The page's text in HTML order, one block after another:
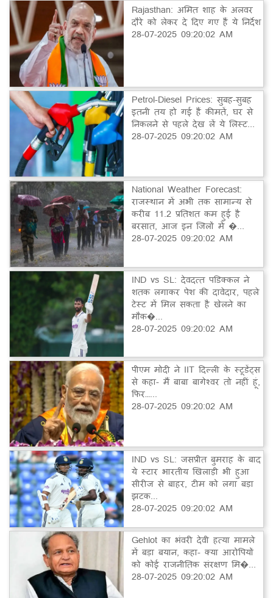
Rajasthan: अमित शाह के अलवर
दौरे को लेकर दे दिए गए हैं ये निर्देश
28-07-2025 09:20:02 AM
Petrol-Diesel Prices: सुबह-सुबह
इतनी तय हो गई हैं कीमतें, घर से
निकलने से पहले देख लें ये लिस्ट...
28-07-2025 09:20:02 AM
National Weather Forecast:
राजस्थान में अभी तक सामान्य से
करीब 11.2 प्रतिशत कम हुई है
बरसात, आज इन जिलों में �...
28-07-2025 09:20:02 AM
IND vs SL: देवदत्त पडिक्कल ने
शतक लगाकर पेश की दावेदार, पहले
टेस्ट में मिल सकता है खेलने का
मौक�...
28-07-2025 09:20:02 AM
पीएम मोदी ने IIT दिल्ली के स्टूडेंट्स
से कहा- मैं बाबा बागेश्वर तो नहीं हूं,
फिर…...
28-07-2025 09:20:02 AM
IND vs SL: जसप्रीत बुमराह के बाद
ये स्टार भारतीय खिलाड़ी भी हुआ
सीरीज से बाहर, टीम को लगा बड़ा
झटक...
28-07-2025 09:20:02 AM
Gehlot का भंवरी देवी हत्या मामले
में बड़ा बयान, कहा- क्या आरोपियों
को कोई राजनीतिक संरक्षण मि�...
28-07-2025 09:20:02 AM